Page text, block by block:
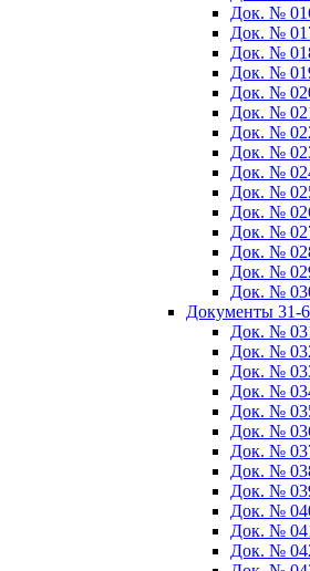
Док. №
Док. №
Док. №
Док. №
Док. №
Док. №
Док. №
Док. №
Док. №
Док. №
Док. №
Док. №
Док. №
Док. №
Док. №
Документы 31-
Док. №
Док. №
Док. №
Док. №
Док. №
Док. №
Док. №
Док. №
Док. №
Док. №
Док. №
Док. №